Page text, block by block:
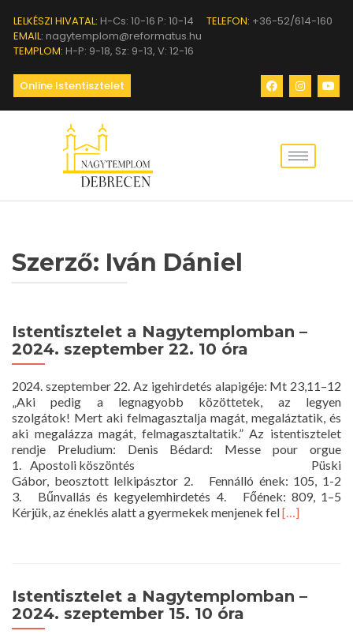
LELKÉSZI HIVATAL: H-Cs: 10-16 P: 10-14 TELEFON: +36-52/614-160
EMAIL: nagytemplom@reformatus.hu
TEMPLOM: H-P: 9-18, Sz: 9-13, V: 12-16
Online Istentisztelet
Szerző: Iván Dániel
Istentisztelet a Nagytemplomban –
2024. szeptember 22. 10 óra
2024. szeptember 22. Az igehirdetés alapigéje: Mt 23,11–12
„Aki pedig a legnagyobb közöttetek, az legyen
szolgátok! Mert aki felmagasztalja magát, megaláztatik, és
aki megalázza magát, felmagasztaltatik.” Az istentisztelet
rendje Preludium: Denis Bédard: Messe pour orgue
1. Apostoli köszöntés Püski
Gábor, beosztott lelkipásztor 2. Fennálló ének: 105, 1-2
3. Bűnvallás és kegyelemhirdetés 4. Főének: 809, 1–5
Kérjük, az éneklés alatt a gyermekek menjenek felRead
–
[…]
Istentisztelet a Nagytemplomban –
2024. szeptember 15. 10 óra